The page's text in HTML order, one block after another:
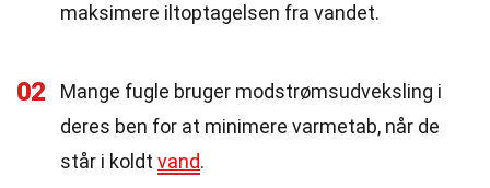
maksimere iltoptagelsen fra vandet.
02
Mange fugle bruger modstrømsudveksling i
deres ben for at minimere varmetab, når de
står i koldt vand.